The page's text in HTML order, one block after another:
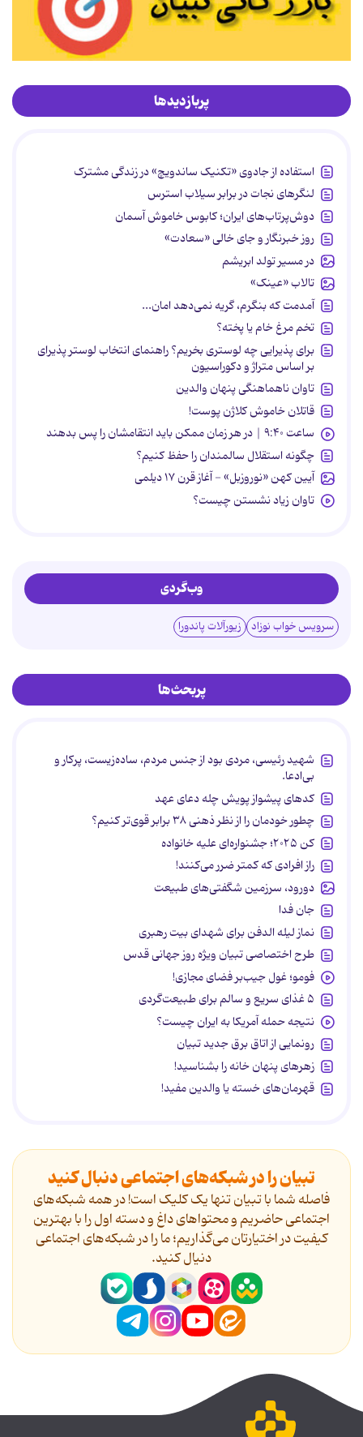
پربازدیدها
استفاده از جادوی «تکنیک ساندویچ» در زندگی مشترک
لنگرهای نجات در برابر سیلاب استرس
دوش‌پرتاب‌های ایران؛ کابوس خاموش آسمان
روز خبرنگار و جای خالی «سعادت»
در مسیر تولد ابریشم
تالاب «عینک»
آمدمت که بنگرم، گریه نمی‌دهد امان...
تخم مرغ خام یا پخته؟
برای پذیرایی چه لوستری بخریم؟ راهنمای انتخاب لوستر پذیرای
بر اساس متراژ و دکوراسیون
تاوان ناهماهنگی پنهان والدین
قاتلان خاموش کلاژن پوست!
ساعت ۹:۴۰ | در هر زمان ممکن باید انتقامشان را پس بدهند
چگونه استقلال سالمندان را حفظ کنیم؟
آیین کهن «نوروزبل» - آغاز قرن ۱۷ دیلمی
تاوان زیاد نشستن چیست؟
وب‌گردی
سرویس خواب نوزاد زیورآلات پاندورا
پربحث‌ها
شهید رئیسی، مردی بود از جنس مردم، ساده‌زیست، پرکار و
بی‌ادعا.
کدهای پیشواز پویش چله دعای عهد
چطور خودمان را از نظر ذهنی ۳۸ برابر قوی‌تر کنیم؟
کن ۲۰۲۵؛ جشنواره‌ای علیه خانواده
راز افرادی که کمتر ضرر می‌کنند!
دورود، سرزمین شگفتی‌های طبیعت
جان فدا
نماز لیله الدفن برای شهدای بیت رهبری
طرح اختصاصی تبیان ویژه روز جهانی قدس
فومو؛ غول جیب‌بر فضای مجازی!
۵ غذای سریع و سالم برای طبیعت‌گردی
نتیجه حمله آمریکا به ایران چیست؟
رونمایی از اتاق برق جدید تبیان
زهرهای پنهان خانه را بشناسید!
قهرمان‌های خسته یا والدین مفید!
تبیان را در شبکه‌های اجتماعی دنبال کنید
فاصله شما با تبیان تنها یک کلیک است! در همه شبکه‌های
اجتماعی حاضریم و محتواهای داغ و دسته اول را با بهترین
کیفیت در اختیارتان می‌گذاریم؛ ما را در شبکه‌های اجتماعی
دنیال کنید.